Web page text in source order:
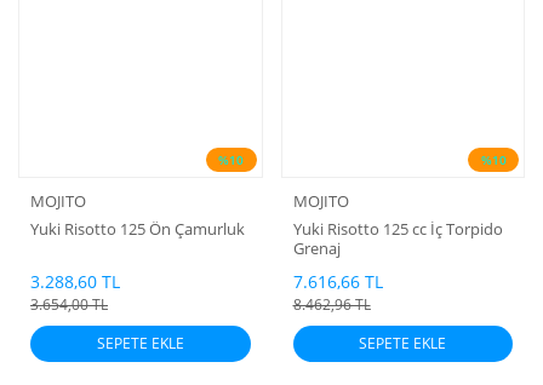
%10
MOJITO
Yuki Risotto 125 Ön Çamurluk
3.288,60 TL
3.654,00 TL
SEPETE EKLE
%10
MOJITO
Yuki Risotto 125 cc İç Torpido
Grenaj
7.616,66 TL
8.462,96 TL
SEPETE EKLE